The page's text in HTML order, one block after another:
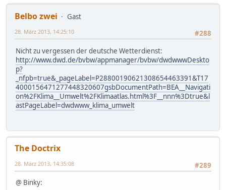
Belbo zwei
Gast
#288
28. März 2013, 14:25:10
Nicht zu vergessen der deutsche Wetterdienst:
http://www.dwd.de/bvbw/appmanager/bvbw/dwdwwwDeskto
p?
_nfpb=true&_pageLabel=P28800190621308654463391&T17
4000156471277448320607gsbDocumentPath=BEA__Navigati
on%2FKlima__Umwelt%2FKlimaatlas.html%3F__nnn%3Dtrue&l
astPageLabel=dwdwww_klima_umwelt
The Doctrix
#289
28. März 2013, 14:35:08
@ Binky: